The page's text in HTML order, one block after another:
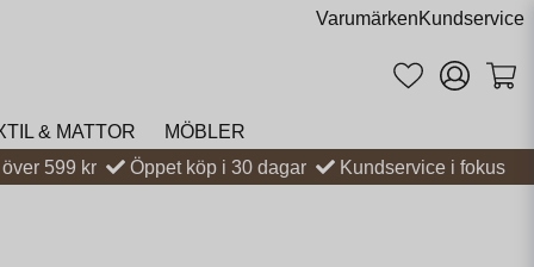
VarumärkenKundservice
& MATTOR
MÖBLER
599 kr
Öppet köp i 30 dagar Kundservice i fokus